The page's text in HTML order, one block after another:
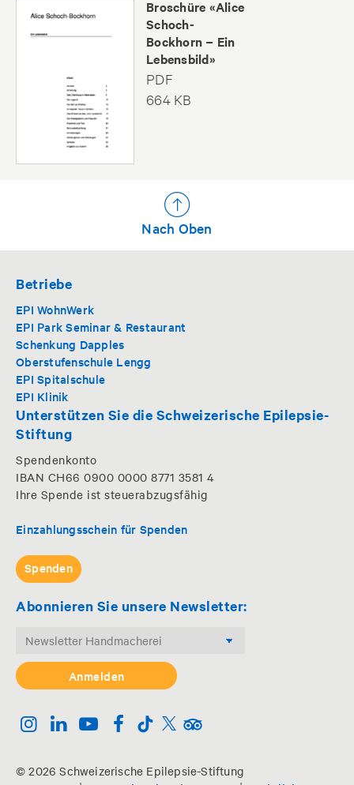
Broschüre «Alice
Schoch-
Bockhorn − Ein
Lebensbild»
PDF
664 KB
Nach Oben
Betriebe
EPI WohnWerk
EPI Park Seminar & Restaurant
Schenkung Dapples
Oberstufenschule Lengg
EPI Spitalschule
EPI Klinik
Unterstützen Sie die Schweizerische Epilepsie-
Stiftung
Spendenkonto
IBAN CH66 0900 0000 8771 3581 4
Ihre Spende ist steuerabzugsfähig
Einzahlungsschein für Spenden
Spenden
Abonnieren Sie unsere Newsletter:
© 2026 Schweizerische Epilepsie-Stiftung